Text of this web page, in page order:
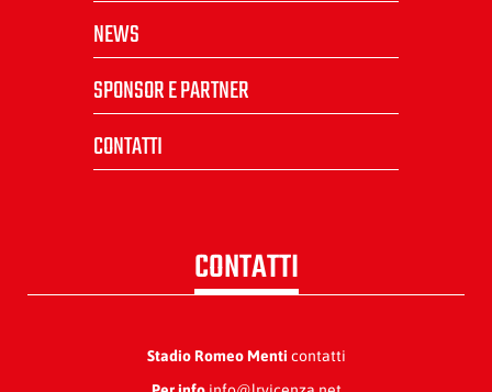
NEWS
SPONSOR E PARTNER
CONTATTI
CONTATTI
Stadio Romeo Menti contatti